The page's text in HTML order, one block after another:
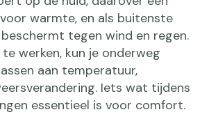
warmte, en als buitenste
tegen wind en regen.
werken, kun je onderweg
aan temperatuur,
Iets wat tijdens
essentieel is voor comfort.